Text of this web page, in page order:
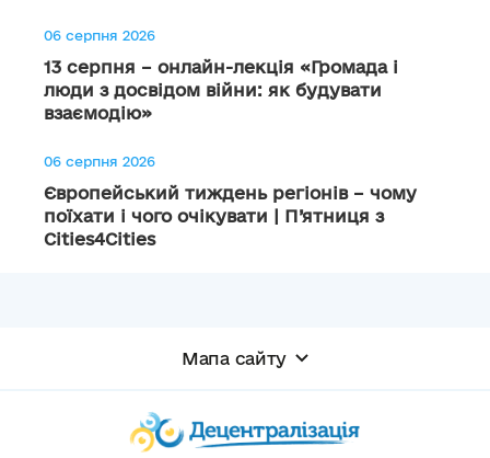
06 серпня 2026
13 серпня – онлайн-лекція «Громада і
люди з досвідом війни: як будувати
взаємодію»
06 серпня 2026
Європейський тиждень регіонів – чому
поїхати і чого очікувати | П’ятниця з
Cities4Cities
Мапа сайту